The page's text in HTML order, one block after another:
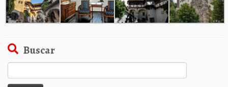
Buscar